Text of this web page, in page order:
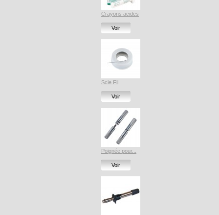
Crayons acides
Voir
Scie Fil
Voir
Poignée pour...
Voir